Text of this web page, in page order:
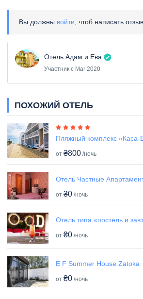
Вы должны войти , чтоб написать отзыв
Отель Адам и Ева
Участник с Mar 2020
ПОХОЖИЙ ОТЕЛЬ
Пляжный комплекс «Каса-
от ₴800 /ночь
Отель Частные
от ₴0 /ночь
Отель типа «постель и
от ₴0 /ночь
E F Summer House Zatoka
от ₴0 /ночь